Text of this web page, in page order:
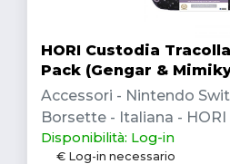
HORI Custodia
Pack (Gengar &
Accessori - Nintendo
Borsette - Italiana - HORI
Disponibilità: Log-in
€ Log-in necessario